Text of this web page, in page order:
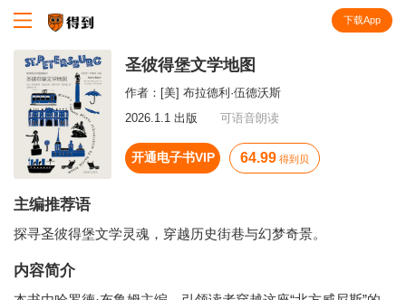
下载App
圣彼得堡文学地图
作者： [美] 布拉德利·伍德沃斯
2026.1.1 出版
可语音朗读
开通电子书VIP 64.99 得到贝
主编推荐语
探寻圣彼得堡文学灵魂，穿越历史街巷与幻梦奇景。
内容简介